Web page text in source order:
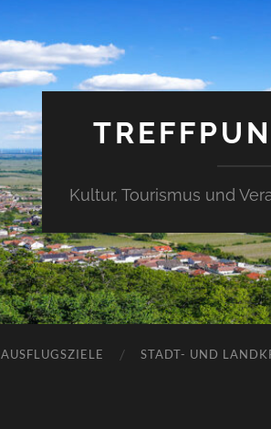
Kultur, Tourismus und
AUSFLUGSZIELE STADT- UND